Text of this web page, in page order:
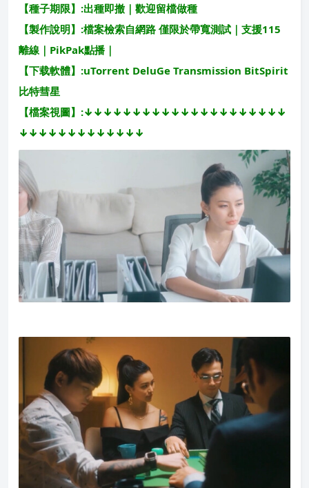
【種子期限】:出種即撤｜歡迎留檔做種
【製作說明】:檔案檢索自網路 僅限於帶寬測試｜支援115
離線｜PikPak點播｜
【下载軟體】:uTorrent DeluGe Transmission BitSpirit
比特彗星
【檔案視圖】:↓↓↓↓↓↓↓↓↓↓↓↓↓↓↓↓↓↓↓↓↓
↓↓↓↓↓↓↓↓↓↓↓↓↓